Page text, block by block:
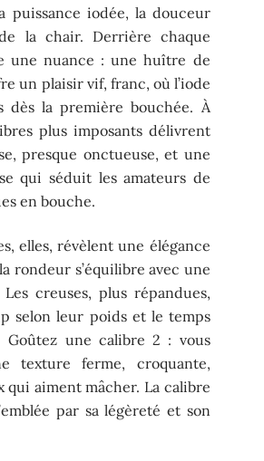
puissance iodée, la douceur
la chair. Derrière chaque
une nuance : une huître de
un plaisir vif, franc, où l’iode
dès la première bouchée. À
plus imposants délivrent
presque onctueuse, et une
qui séduit les amateurs de
en bouche.
elles, révèlent une élégance
rondeur s’équilibre avec une
creuses, plus répandues,
selon leur poids et le temps
Goûtez une calibre 2 : vous
texture ferme, croquante,
qui aiment mâcher. La calibre
par sa légèreté et son